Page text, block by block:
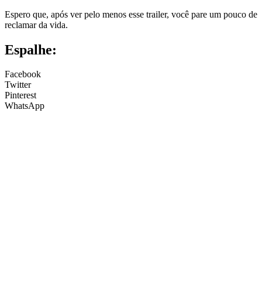
Espero que, após ver pelo menos esse trailer, você pare um pouco de
reclamar da vida.
Espalhe:
Facebook
Twitter
Pinterest
WhatsApp